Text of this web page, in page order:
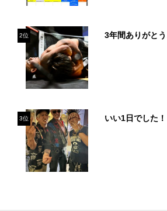
2位 3年間ありがと
3位 いい1日でした！